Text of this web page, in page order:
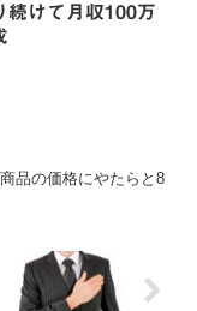
続けて月収100万
品の価格にやたらと8